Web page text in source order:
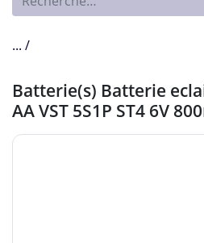
... /
Batterie(s) Batterie
AA VST 5S1P ST4 6V